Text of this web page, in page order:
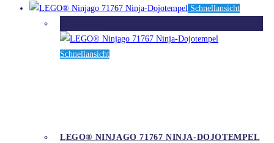
Schnellansicht
Schnellansicht
LEGO® NINJAGO 71767 NINJA-DOJOTEMPEL